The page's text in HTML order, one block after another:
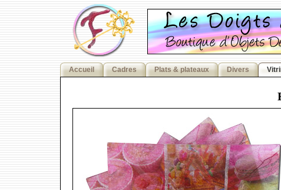
Accueil Cadres Plats & plateaux Divers